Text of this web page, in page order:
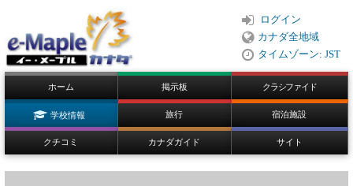
ログイン
カナダ全地域
タイムゾーン: JST
ホーム 掲示板 クラシファイド
学校情報 旅行 宿泊施設
クチコミ カナダガイド サイト